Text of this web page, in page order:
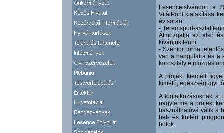
Lesenceistvándon a
VitálPont kialakítása
év során:
- Teremsport-
Átmozgatja az alsó
kívánjuk tenni.
- Szenior torna
van a hangulatra és a
korosztály e
A projekt kiemelt
kímélő, egészségügyi
A foglalkozásoknak a
nagyterme a projekt
használhatóvá válik a
bel- és kültéri
botok.